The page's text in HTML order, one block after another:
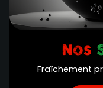
Nos
Fraîchement